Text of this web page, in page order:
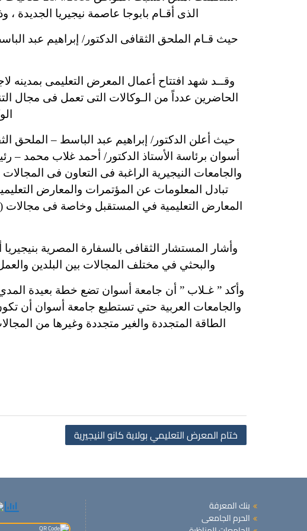
الذى أقـام بابوجا عاصمة نيجيريا الجديدة
حيث قـام الملحق الثقافى الدكتور/ إبراهيم عبد
وقــد شهد افتتاح أعمال المعرض التعليمى
الحاضرين عدداً من الـوكالات التى تعمل فى مجال
حيث أعلن الدكتور/ إبراهيم عبد الباسط – الملحق
أسوان برئاسة الأستاذ الدكتور/ أحمد غلاب محمد –
والجامعات النيجيرية الراغبة فى التعاون فى
تبادل المعلومات عن المؤتمرات والمعارض
المعارض التعليمية في المستقبل وخاصة فى مجالات (
وأشار المستشار الثقافى بالسفارة المصرية
والبحثي في مختلف المجالات بين البلدين
وأكد ” غـلاب ” أن جامعة أسوان تضع خطة بعيدة
والجامعات العربية حتي تستطيع جامعة أسوان أن
الطاقة المتجددة والغير متجددة وغيرها من المجالات ، علي أن
ختام المعرض التعليمي بولاية كانو النيجيرية
بنك المعرفة
الحرم الجامعى